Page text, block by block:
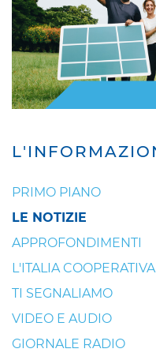
PRIMO PIANO
LE NOTIZIE
APPROFONDIMENTI
L'ITALIA COOPERATIVA
TI SEGNALIAMO
VIDEO E AUDIO
GIORNALE RADIO